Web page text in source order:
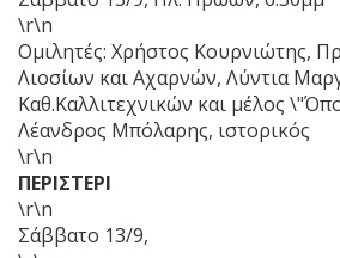
\r\n
Ομιλητές: Χρήστος Κουρνιώτης,
Λιοσίων και Αχαρνών, Λύντια
Καθ.Καλλιτεχνικών και μέλος
Λέανδρος Μπόλαρης, ιστορικός
\r\n
ΠΕΡΙΣΤΕΡΙ
\r\n
Σάββατο 13/9,